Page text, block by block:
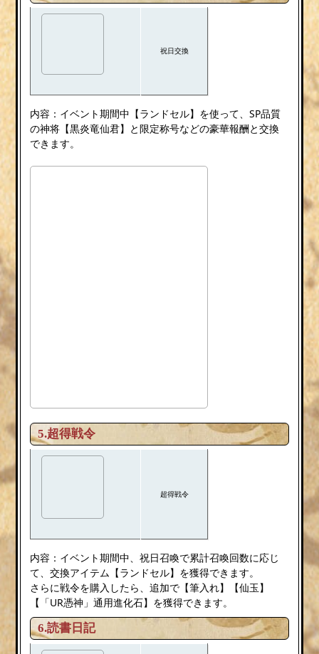
祝日交換
内容：イベント期間中【ランドセル】を使って、SP品質
の神将【黒炎竜仙君】と限定称号などの豪華報酬と交換
できます。
5.超得戦令
超得戦令
内容：イベント期間中、祝日召喚で累計召喚回数に応じ
て、交換アイテム【ランドセル】を獲得できます。
さらに戦令を購入したら、追加で【筆入れ】【仙玉】
【「UR憑神」通用進化石】を獲得できます。
6.読書日記